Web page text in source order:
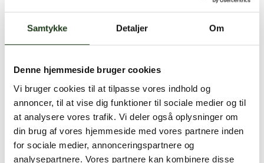
Samtykke Detaljer Om
Denne hjemmeside bruger cookies
Vi bruger cookies til at tilpasse vores indhold og
annoncer, til at vise dig funktioner til sociale medier og til
at analysere vores trafik. Vi deler også oplysninger om
din brug af vores hjemmeside med vores partnere inden
for sociale medier, annonceringspartnere og
analysepartnere. Vores partnere kan kombinere disse
betalingen en gang årligt. Bed om at se kirkegårdens
priser for de forskellige muligheder for
vedligeholdelse, før der bliver indgået en aftale.
normalt obligatorisk, at der skal betales for
vedligeholdelse med et engangsbeløb, som dækker
hele fredningsperioden. Ved begravelse i et fælles
gravsted, er der normalt også meget begrænsede
muligheder for valg af individuelt gravminde.